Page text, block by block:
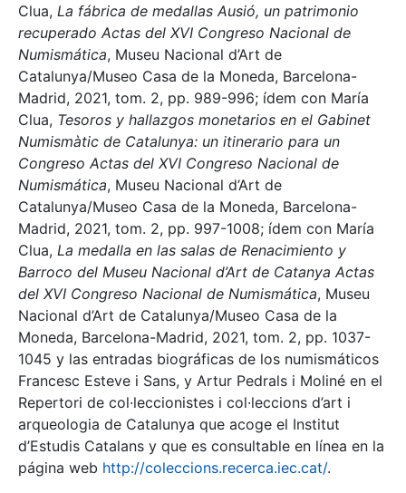
Clua, La fábrica de medallas Ausió, un patrimonio
recuperado Actas del XVI Congreso Nacional de
Numismática, Museu Nacional d’Art de
Catalunya/Museo Casa de la Moneda, Barcelona-
Madrid, 2021, tom. 2, pp. 989-996; ídem con María
Clua, Tesoros y hallazgos monetarios en el Gabinet
Numismàtic de Catalunya: un itinerario para un
Congreso Actas del XVI Congreso Nacional de
Numismática, Museu Nacional d’Art de
Catalunya/Museo Casa de la Moneda, Barcelona-
Madrid, 2021, tom. 2, pp. 997-1008; ídem con María
Clua, La medalla en las salas de Renacimiento y
Barroco del Museu Nacional d’Art de Catanya Actas
del XVI Congreso Nacional de Numismática, Museu
Nacional d’Art de Catalunya/Museo Casa de la
Moneda, Barcelona-Madrid, 2021, tom. 2, pp. 1037-
1045 y las entradas biográficas de los numismáticos
Francesc Esteve i Sans, y Artur Pedrals i Moliné en el
Repertori de col·leccionistes i col·leccions d’art i
arqueologia de Catalunya que acoge el Institut
d’Estudis Catalans y que es consultable en línea en la
página web http://coleccions.recerca.iec.cat/.